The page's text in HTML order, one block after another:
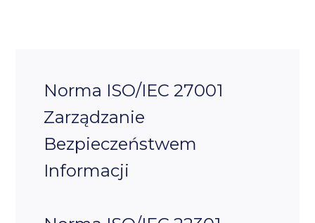
Norma ISO/IEC 27001
Zarządzanie
Bezpieczeństwem
Informacji